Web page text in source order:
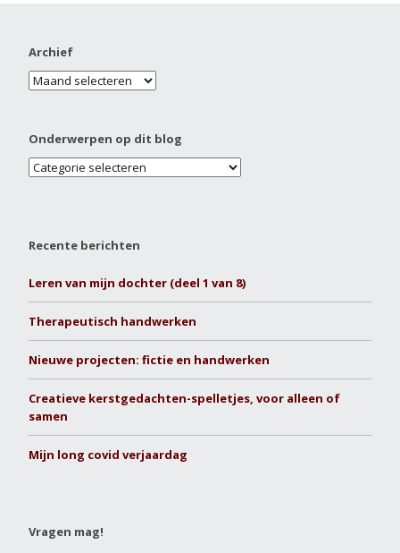
Archief
Onderwerpen op dit blog
Recente berichten
Leren van mijn dochter (deel 1 van 8)
Therapeutisch handwerken
Nieuwe projecten: fictie en handwerken
Creatieve kerstgedachten-spelletjes, voor alleen of
samen
Mijn long covid verjaardag
Vragen mag!